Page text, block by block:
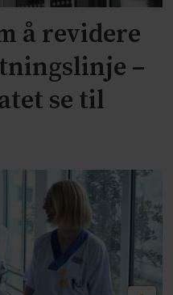
å revidere
–
se til